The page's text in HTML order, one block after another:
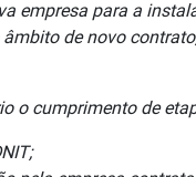
empresa para a
de novo
o cumprimento de